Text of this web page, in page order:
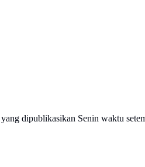
dipublikasikan Senin waktu